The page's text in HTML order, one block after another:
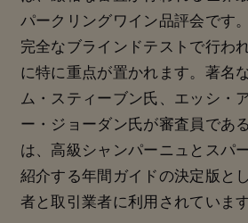
パークリングワイン品評会です
完全なブラインドテストで行わ
に特に重点が置かれます。著名
ム・スティーブン氏、エッシ・
ー・ジョーダン氏が審査員であ
は、高級シャンパーニュとスパ
紹介する年間ガイドの決定版と
者と取引業者に利用されています